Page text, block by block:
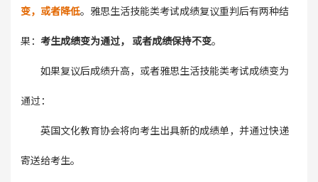
变，或者降低。雅思生活技能类考试成绩复议重判后有两种结
果： 考生成绩变为通过， 或者成绩保持不变。
如果复议后成绩升高，或者雅思生活技能类考试成绩变为
通过：
英国文化教育协会将向考生出具新的成绩单，并通过快递
寄送给考生。